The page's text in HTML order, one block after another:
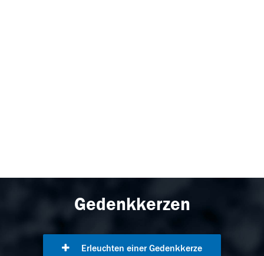
Gedenkkerzen
Erleuchten einer Gedenkkerze